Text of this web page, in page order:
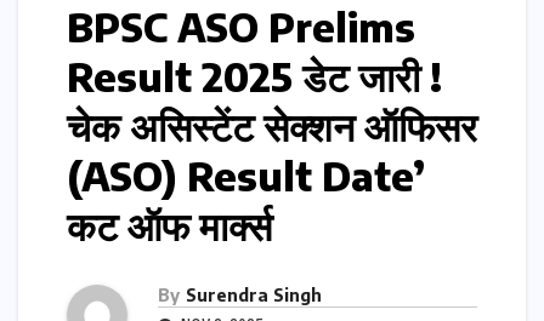
BPSC ASO Prelims
Result 2025 डेट जारी !
चेक असिस्टेंट सेक्शन ऑफिसर
(ASO) Result Date’
कट ऑफ मार्क्स
By Surendra Singh